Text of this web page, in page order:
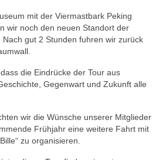
mit der Viermastbark Peking
wir noch den neuen Standort der
gut 2 Stunden fuhren wir zurück
die Eindrücke der Tour aus
Gegenwart und Zukunft alle
wir die Wünsche unserer Mitglieder
Frühjahr eine weitere Fahrt mit
zu organisieren.